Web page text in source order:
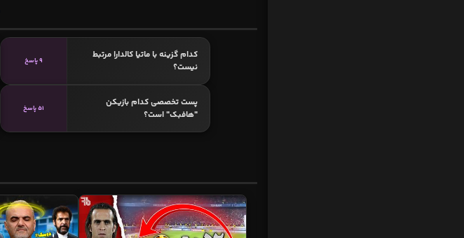
کدام گزینه با ماتیا کالدارا مرتبط
نیست؟
9 پاسخ
پست تخصصی کدام بازیکن
"هافبک" است؟
51 پاسخ